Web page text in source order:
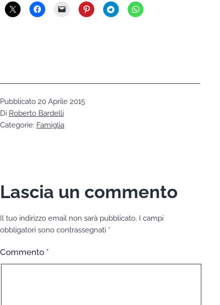
Pubblicato 20 Aprile 2015
Di Roberto Bardelli
Categorie: Famiglia
Lascia un commento
Il tuo indirizzo email non sarà pubblicato. I campi
obbligatori sono contrassegnati *
Commento *